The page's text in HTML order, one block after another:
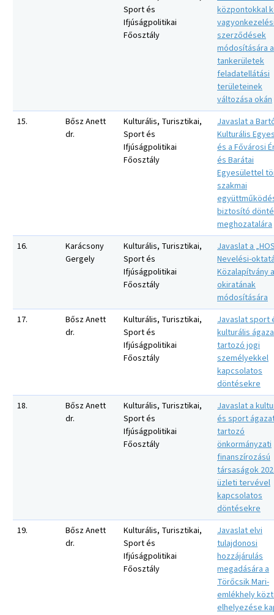
Sport és
Ifjúságpolitikai
Főosztály
központokkal
szerződések
módosítására a
tankerületek
feladatellátási
területeinek
változása okán
15.
Bősz Anett
dr.
Kulturális, Turisztikai,
Sport és
Ifjúságpolitikai
Főosztály
Javaslat a
Kulturális
és a Fővárosi
és Barátai
Egyesülettel
szakmai
biztosító
meghozatalára
16.
Karácsony
Gergely
Kulturális, Turisztikai,
Sport és
Ifjúságpolitikai
Főosztály
Javaslat a
Nevelési-
Közalapítvány
okiratának
módosítására
17.
Bősz Anett
dr.
Kulturális, Turisztikai,
Sport és
Ifjúságpolitikai
Főosztály
Javaslat sport
kulturális
tartozó jogi
személyekkel
kapcsolatos
döntésekre
18.
Bősz Anett
dr.
Kulturális, Turisztikai,
Sport és
Ifjúságpolitikai
Főosztály
Javaslat a
és sport
tartozó
önkormányzati
finanszírozású
társaságok
üzleti tervével
kapcsolatos
döntésekre
19.
Bősz Anett
dr.
Kulturális, Turisztikai,
Sport és
Ifjúságpolitikai
Főosztály
Javaslat elvi
tulajdonosi
hozzájárulás
megadására a
Törőcsik Mari-
emlékhely
elhelyezése